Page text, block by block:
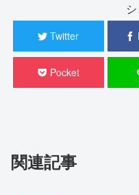
Twitter
Pocket
関連記事